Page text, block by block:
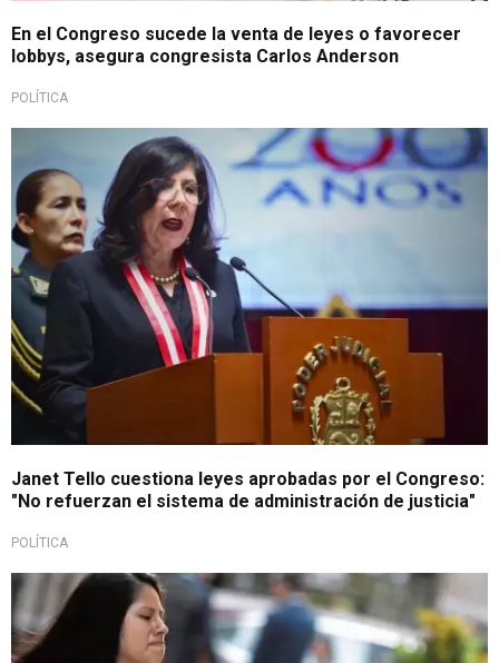
En el Congreso sucede la venta de leyes o favorecer
lobbys, asegura congresista Carlos Anderson
POLÍTICA
Y solicita presupuesto al MEF
Janet Tello cuestiona leyes aprobadas por el Congreso:
"No refuerzan el sistema de administración de justicia"
POLÍTICA
Desconfianza generalizada